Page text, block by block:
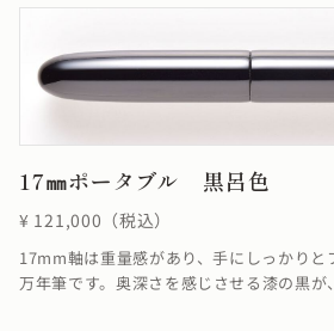
17㎜ポータブル 黒呂色
¥ 121,000（税込）
17mm軸は重量感があり、手にしっかりと
万年筆です。奥深さを感じさせる漆の黒